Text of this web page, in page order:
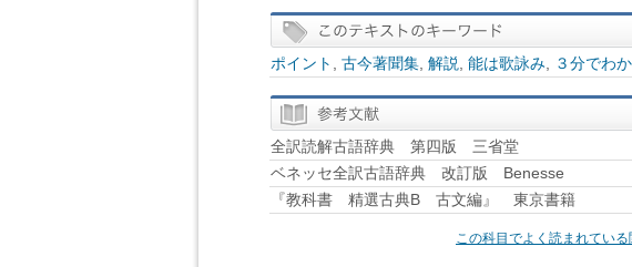
ポイント 古今著聞集 解説 能は歌詠み ３分でわ
全訳読解古語辞典 第四版 三省堂
ベネッセ全訳古語辞典 改訂版 Benesse
『教科書 精選古典B 古文編』 東京書籍
この科目でよく読まれてい